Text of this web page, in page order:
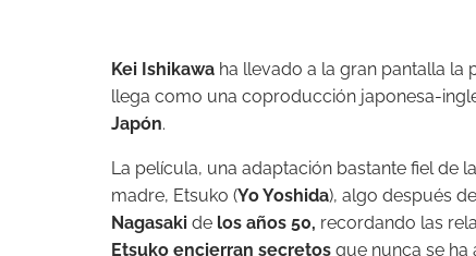
Kei Ishikawa ha llevado a la gran pantalla la
llega como una coproducción japonesa-
Japón.
La película, una adaptación bastante fiel de
madre, Etsuko (Yo Yoshida), algo después
Nagasaki de los años 50, recordando las
Etsuko encierran secretos que nunca se ha